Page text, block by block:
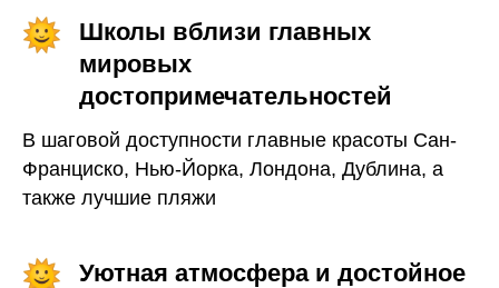
Школы вблизи главных
мировых
достопримечательностей
В шаговой доступности главные красоты Сан-
Франциско, Нью-Йорка, Лондона, Дублина, а
также лучшие пляжи
Уютная атмосфера и достойное